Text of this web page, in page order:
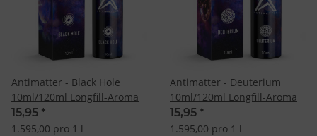
Antimatter - Black Hole
10ml/120ml Longfill-Aroma
15,95 *
1.595,00 pro 1 l
Antimatter - Deuterium
10ml/120ml Longfill-Aroma
15,95 *
1.595,00 pro 1 l